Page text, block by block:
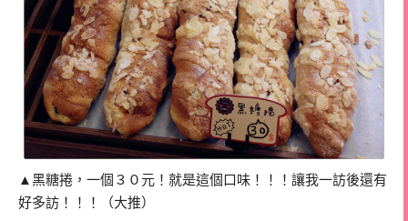
▲黑糖捲，一個３０元！就是這個口味！！！讓我一訪後還有
好多訪！！！（大推）